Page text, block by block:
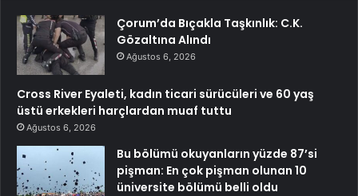
Çorum’da Bıçakla Taşkınlık: C.K.
Gözaltına Alındı
Ağustos 6, 2026
Cross River Eyaleti, kadın ticari sürücüleri ve 60 yaş
üstü erkekleri harçlardan muaf tuttu
Ağustos 6, 2026
Bu bölümü okuyanların yüzde 87’si
pişman: En çok pişman olunan 10
üniversite bölümü belli oldu